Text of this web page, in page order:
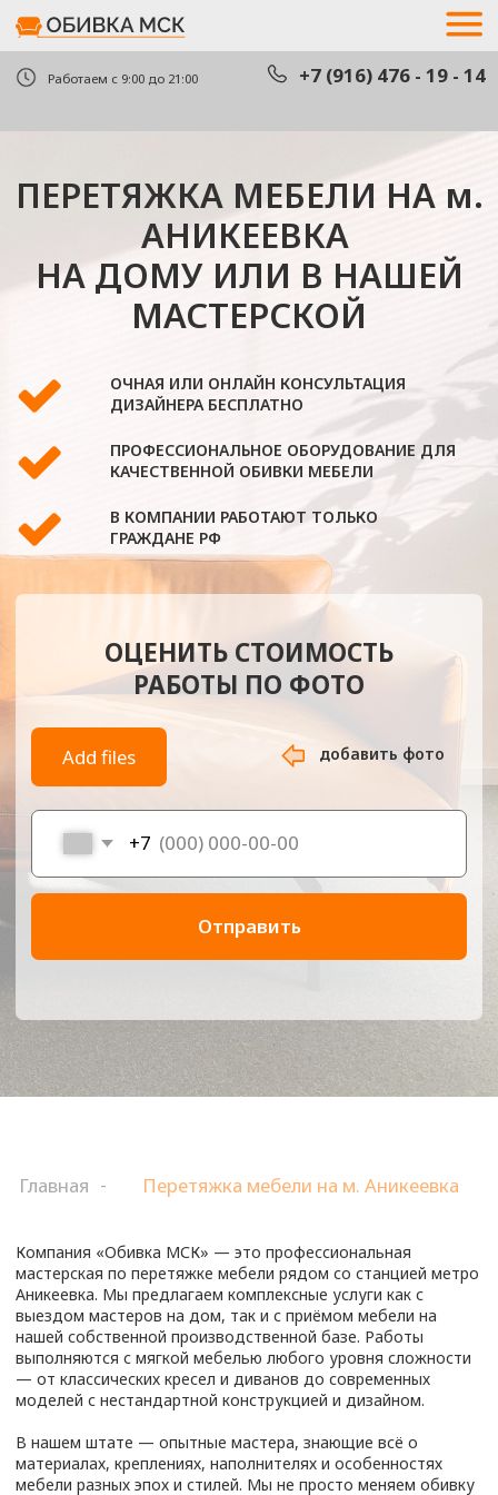
+7 (916) 476 - 19 - 14
+7 (916) 476 - 19 - 14
ПЕРЕТЯЖКА МЕБЕЛИ НА м.
НА ДОМУ ИЛИ В НАШЕЙ
МАСТЕРСКОЙ
ОЧНАЯ ИЛИ ОНЛАЙН КОНСУЛЬТАЦИЯ
ДИЗАЙНЕРА БЕСПЛАТНО
ОЦЕНИТЬ СТОИМОСТЬ
ПРОФЕССИОНАЛЬНОЕ ОБОРУДОВАНИЕ ДЛЯ
ГРАЖДАНЕ РФ
Add files
Отправить
Клиентам доступен широкий выбор тканей: от лаконичных
текстур до изысканных вариантов с орнаментами и
будет гармонично вписываться в ваш дом или офис, радуя
Компания «Обивка МСК» — это профессиональная
Аникеевка. Мы предлагаем комплексные услуги как с
выездом мастеров на дом, так и с приёмом мебели на
нашей собственной производственной базе. Работы
В нашем штате — опытные мастера, знающие всё о
материалах, креплениях, наполнителях и особенностях
мебели разных эпох и стилей. Мы не просто меняем обивку
— мы восстанавливаем комфорт, улучшаем конструкцию и
возвращаем эстетичный внешний вид. Благодаря
Читать далее
Перетяжка мебели на м. Аникеевка
Аникеевка — это надёжный способ обновить интерьер без
серьёзных затрат. Если внешний вид кресел, диванов или
стульев оставляет желать лучшего, но конструкция при
этом ещё прочная — перетяжка позволит вернуть изделию
СТОИМОСТЬ РЕМОНТА
МЕБЕЛИ